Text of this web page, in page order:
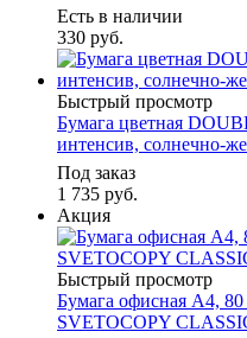
Есть в наличии
330 руб.
Быстрый просмотр
Бумага цветная
интенсив, солнечно-
Под заказ
1 735 руб.
Акция
Быстрый просмотр
Бумага офисная А4,
SVETOCOPY